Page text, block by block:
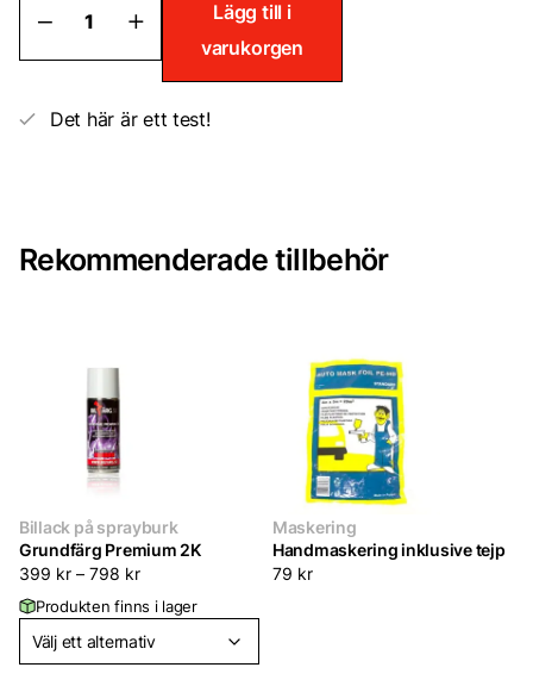
Köp
spraykit
till
mängd
Lägg till i
varukorgen
Det här är ett test!
Rekommenderade tillbehör
Billack på sprayburk
Grundfärg Premium 2K
399 kr – 798 kr
Produkten finns i lager
Maskering
Handmaskering inklusive tejp
79 kr